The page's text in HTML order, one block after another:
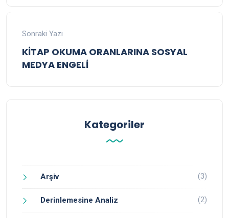
Sonraki Yazı
KİTAP OKUMA ORANLARINA SOSYAL
MEDYA ENGELİ
Kategoriler
Arşiv (3)
Derinlemesine Analiz (2)